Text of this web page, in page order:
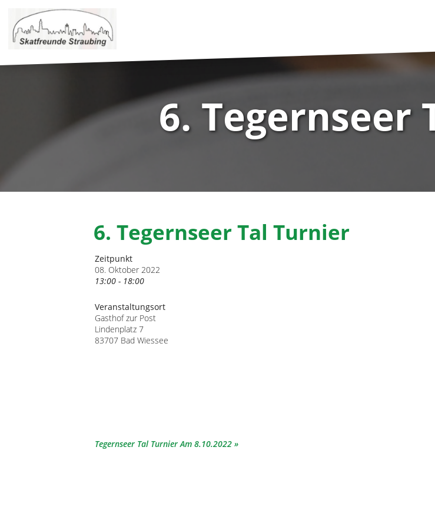
6. Tegernseer
6. Tegernseer Tal Turnier
Zeitpunkt
08. Oktober 2022
13:00 - 18:00
Veranstaltungsort
Gasthof zur Post
Lindenplatz 7
83707 Bad Wiessee
Tegernseer Tal Turnier Am 8.10.2022